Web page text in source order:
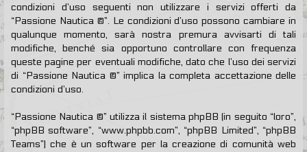
condizioni d’uso seguenti non utilizzare i servizi offerti da
“Passione Nautica ®”. Le condizioni d’uso possono cambiare in
qualunque momento, sarà nostra premura avvisarti di tali
modifiche, benché sia opportuno controllare con frequenza
queste pagine per eventuali modifiche, dato che l’uso dei servizi
di “Passione Nautica ®” implica la completa accettazione delle
condizioni d’uso.
“Passione Nautica ®” utilizza il sistema phpBB (in seguito “loro”,
“phpBB software”, “www.phpbb.com”, “phpBB Limited”, “phpBB
Teams”) che è un software per la creazione di comunità web